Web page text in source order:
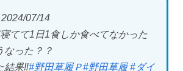
2024/07/14
てて1日1食しか食べてなかった
なった？？
結果‼️#野田草履Ｐ#野田草履 #ダイ